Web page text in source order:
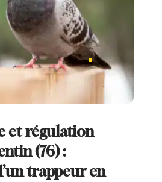
et régulation
(76) :
trappeur en